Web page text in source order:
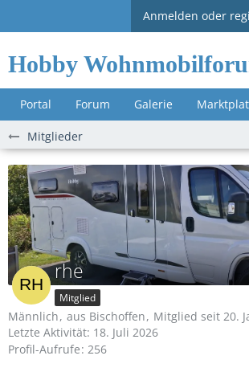
Anmelden oder
Hobby
Portal Forum Galerie
Mitglieder
rhe
Mitglied
Männlich aus Bischoffen
Mitglied seit 20.
Letzte Aktivität: 18. Juli 2026
Profil-Aufrufe 256